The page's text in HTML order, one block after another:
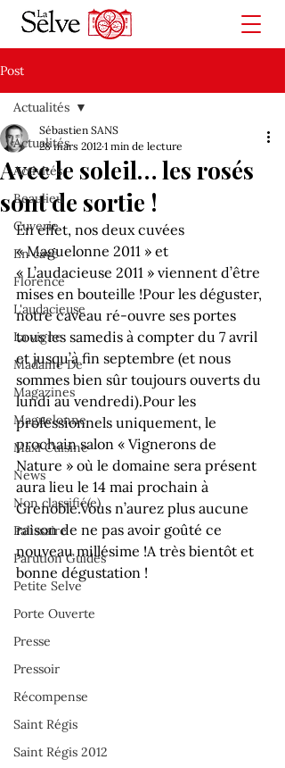
Post
Actualités
Activités
Beaulieu
Cuverie
En cave
Florence
L'audacieuse
La vigne
Madame De
Magazines
Maguelonne
Maxi Cuisine
News
Non classifié(e)
Palissaire
Parution Guides
Petite Selve
Porte Ouverte
Presse
Pressoir
Récompense
Saint Régis
Saint Régis 2012
Actualités
Avec le soleil… les rosés
sont de sortie !
Sébastien SANS
28 mars 2012 1 min de lecture
En effet, nos deux cuvées
« Maguelonne 2011 » et
« L’audacieuse 2011 » viennent d’être
mises en bouteille !Pour les déguster,
notre caveau ré-ouvre ses portes
tous les samedis à compter du 7 avril
et jusqu’à fin septembre (et nous
sommes bien sûr toujours ouverts du
lundi au vendredi).Pour les
professionnels uniquement, le
prochain salon « Vignerons de
Nature » où le domaine sera présent
aura lieu le 14 mai prochain à
Grenoble.Vous n’aurez plus aucune
raison de ne pas avoir goûté ce
nouveau millésime !A très bientôt et
bonne dégustation !